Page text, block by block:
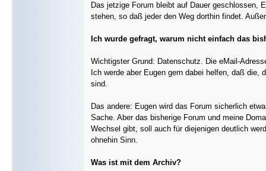
Das jetzige Forum bleibt auf Dauer geschlossen,
stehen, so daß jeder den Weg dorthin findet.
Ich wurde gefragt, warum nicht einfach das
Wichtigster Grund: Datenschutz. Die eMail-
Ich werde aber Eugen gern dabei helfen, daß
sind.
Das andere: Eugen wird das Forum sicherlich
Sache. Aber das bisherige Forum und meine
Wechsel gibt, soll auch für diejenigen deutlich
ohnehin Sinn.
Was ist mit dem Archiv?